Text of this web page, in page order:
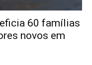
60 famílias
novos em